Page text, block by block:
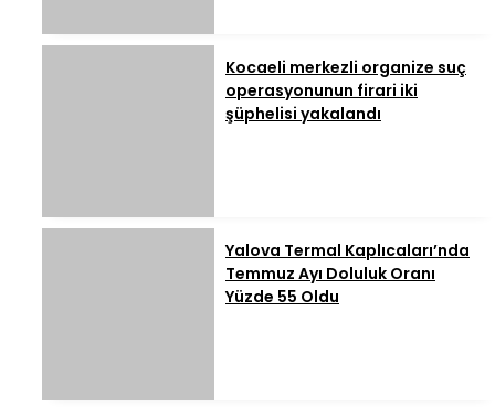
Kocaeli merkezli organize suç
operasyonunun firari iki
şüphelisi yakalandı
Yalova Termal Kaplıcaları’nda
Temmuz Ayı Doluluk Oranı
Yüzde 55 Oldu